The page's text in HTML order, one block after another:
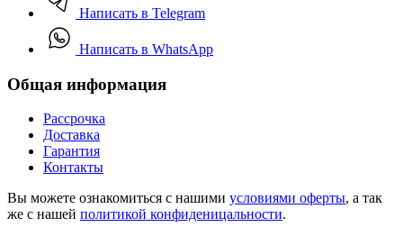
Написать в Telegram
Написать в WhatsApp
Общая информация
Рассрочка
Доставка
Гарантия
Контакты
Вы можете ознакомиться с нашими условиями оферты, а так
же с нашей политикой конфиденицальности.